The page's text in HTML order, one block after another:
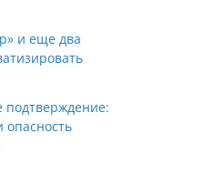
и еще два
подтверждение:
опасность